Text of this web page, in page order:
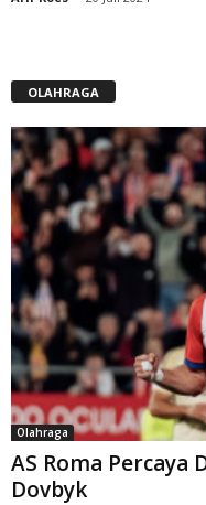
OLAHRAGA
Olahraga
AS Roma Percaya
Dovbyk